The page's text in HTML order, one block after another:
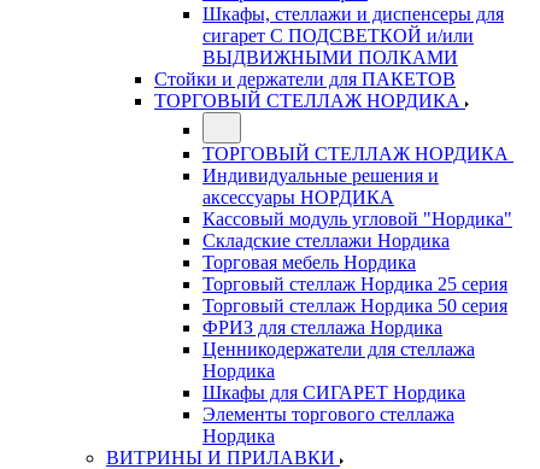
Шкафы, стеллажи и диспенсеры для
сигарет С ПОДСВЕТКОЙ и/или
ВЫДВИЖНЫМИ ПОЛКАМИ
Стойки и держатели для ПАКЕТОВ
ТОРГОВЫЙ СТЕЛЛАЖ НОРДИКА
ТОРГОВЫЙ СТЕЛЛАЖ НОРДИКА
Индивидуальные решения и
аксессуары НОРДИКА
Кассовый модуль угловой "Нордика"
Складские стеллажи Нордика
Торговая мебель Нордика
Торговый стеллаж Нордика 25 серия
Торговый стеллаж Нордика 50 серия
ФРИЗ для стеллажа Нордика
Ценникодержатели для стеллажа
Нордика
Шкафы для СИГАРЕТ Нордика
Элементы торгового стеллажа
Нордика
ВИТРИНЫ И ПРИЛАВКИ